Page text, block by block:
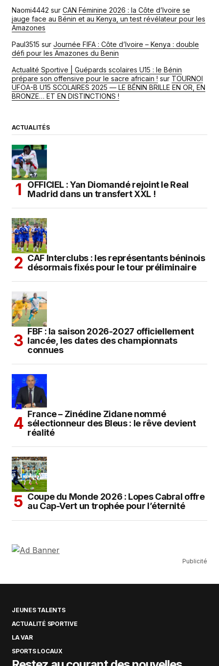
Naomi4442 sur CAN Féminine 2026 : la Côte d’Ivoire se
jauge face au Bénin et au Kenya, un test révélateur pour les
Amazones
Paul3515 sur Journée FIFA : Côte d’Ivoire – Kenya : double
défi pour les Amazones du Benin
Actualité Sportive | Guépards scolaires U15 : le Bénin
prépare son offensive pour le sacre africain ! sur TOURNOI
UFOA-B U15 SCOLAIRES 2025 — LE BÉNIN BRILLE EN OR, EN
BRONZE… ET EN DISTINCTIONS !
ACTUALITÉS
OFFICIEL : Yan Diomandé rejoint le Real
Madrid dans un transfert XXL !
CAF Interclubs : les représentants béninois
désormais fixés pour le tour préliminaire
FBF : la saison 2026-2027 officiellement
lancée, les dates des championnats
connues
France – Zinédine Zidane nommé
sélectionneur des Bleus : le rêve devient
réalité
Coupe du Monde 2026 : Lopes Cabral offre
au Cap-Vert un trophée pour l’éternité
Publicité
JEUNES TALENTS
ACTUALITÉ SPORTIVE
LA VAR
SPORTS LOCAUX